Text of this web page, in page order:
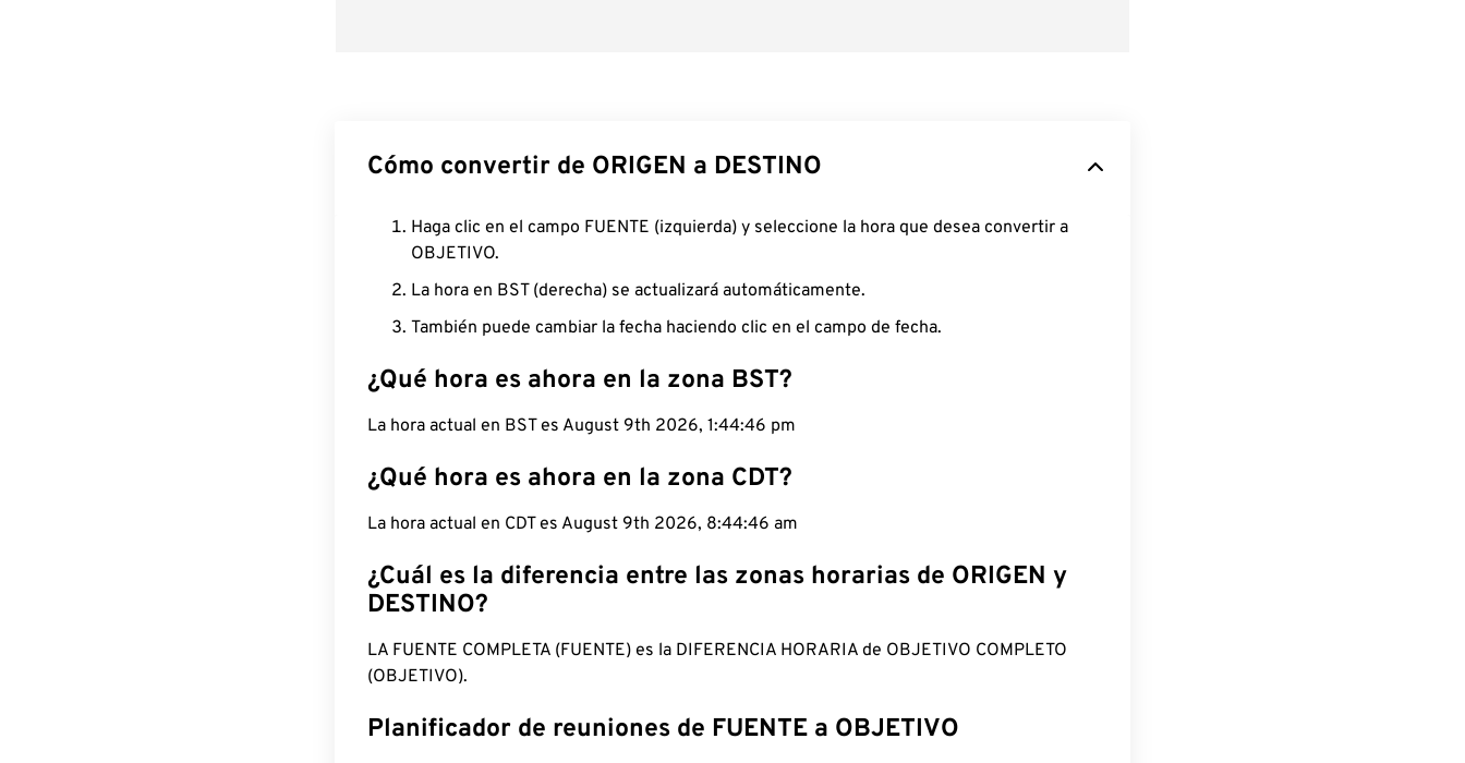
Cómo convertir de ORIGEN a DESTINO
Haga clic en el campo FUENTE (izquierda) y seleccione la hora que desea convertir a
OBJETIVO.
La hora en BST (derecha) se actualizará automáticamente.
También puede cambiar la fecha haciendo clic en el campo de fecha.
¿Qué hora es ahora en la zona BST?
La hora actual en BST es August 9th 2026, 1:44:47 pm
¿Qué hora es ahora en la zona CDT?
La hora actual en CDT es August 9th 2026, 8:44:47 am
¿Cuál es la diferencia entre las zonas horarias de ORIGEN y
DESTINO?
LA FUENTE COMPLETA (FUENTE) es la DIFERENCIA HORARIA de OBJETIVO COMPLETO
(OBJETIVO).
Planificador de reuniones de FUENTE a OBJETIVO